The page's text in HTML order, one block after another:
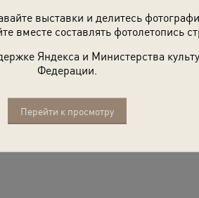
выставки и делитесь
вместе составлять фотолетопись
Яндекса и Министерства
Федерации.
Перейти к просмотру